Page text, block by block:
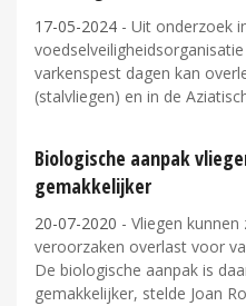
17-05-2024 - Uit onderzoek
varkenspest dagen kan
(stalvliegen) en in de
Biologische aanpak
gemakkelijker
20-07-2020 - Vliegen
veroorzaken overlast voor
De biologische aanpak is
gemakkelijker, stelde Joan